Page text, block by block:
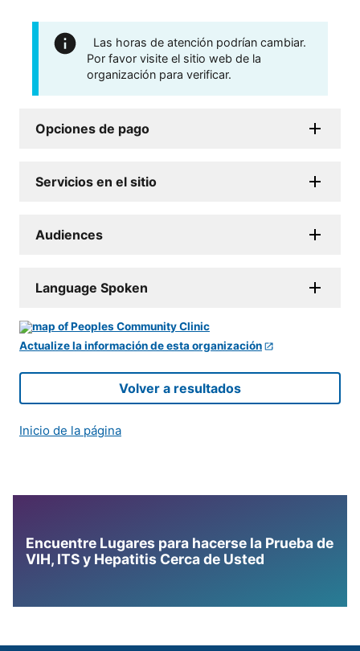
Las horas de atención podrían cambiar.
Por favor visite el sitio web de la
organización para verificar.
Opciones de pago
Servicios en el sitio
Audiences
Language Spoken
Actualize la información de esta organización
Volver a resultados
Inicio de la página
Encuentre Lugares para hacerse la Prueba de
VIH, ITS y Hepatitis Cerca de Usted